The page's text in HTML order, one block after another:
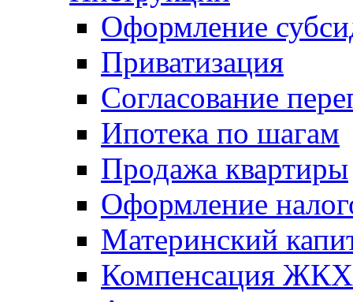
Оформление
Приватизация
Согласование
Ипотека по шагам
Продажа квартиры
Оформление
Материнский
Компенсация ЖКХ